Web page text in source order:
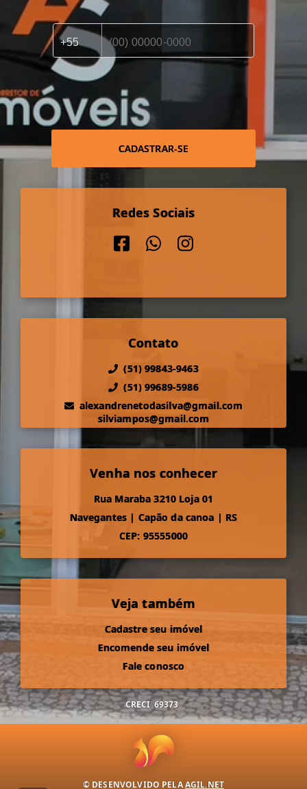
CADASTRAR-SE
Redes Sociais
Contato
(51) 99843-9463
(51) 99689-5986
alexandrenetodasilva@gmail.com
silviampos@gmail.com
Venha nos conhecer
Rua Maraba 3210 Loja 01
Navegantes | Capão da canoa | RS
CEP: 95555000
Veja também
Cadastre seu imóvel
Encomende seu imóvel
Fale conosco
CRECI 69373
© DESENVOLVIDO PELAAGIL.NET